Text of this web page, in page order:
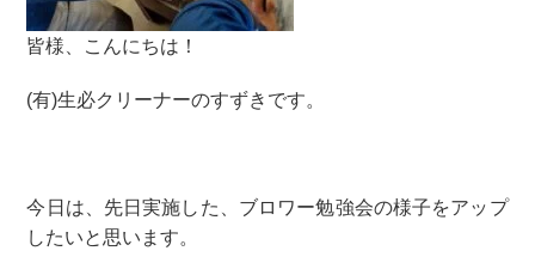
皆様、こんにちは！
(有)生必クリーナーのすずきです。
今日は、先日実施した、ブロワー勉強会の様子をアップ
したいと思います。